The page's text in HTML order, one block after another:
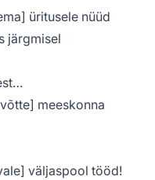
üritusele nüüd
järgmisel
meeskonna
väljaspool tööd!